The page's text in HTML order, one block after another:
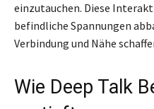
einzutauchen. Diese
befindliche Spannungen
Verbindung und Nähe
Wie Deep Talk